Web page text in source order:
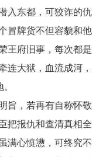
入东都，可狡诈的仇
冒牌货不但容貌和他
王府旧事，每次都是
连大狱，血流成河，
旨，若再有自称怀敬
把报仇和查清真相全
满心愤懑，可终究不